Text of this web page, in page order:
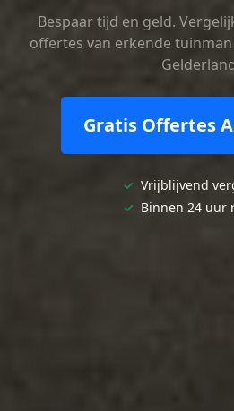
Bespaar tijd en geld.
offertes van erkende
Gratis Offertes
✓ Vrijblijvend
✓ Binnen 24 uur